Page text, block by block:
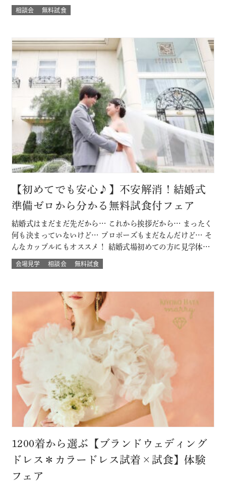
様までご案内OK このフェアに含まれるコンテンツ SPECIAL
BENEFITS HPからフェア予約された方限定のご来館特典 特
内容は来…
相談会 無料試食
【初めてでも安心♪】不安解消！結婚式
準備ゼロから分かる無料試食付フェア
結婚式はまだまだ先だから… これから挨拶だから… まったく
何も決まっていないけど… プロポーズもまだなんだけど… そ
んなカップルにもオススメ！ 結婚式場初めての方に見学体験
ウェディング試食も結婚式の挙式体験も披露宴演出体験
も！！ いろいろな体験が気軽にできるよくばりフェア♪ 結婚
当日の過ごし方も体験して…
会場見学 相談会 無料試食
1200着から選ぶ【ブランドウェディング
ドレス＊カラードレス試着×試食】体験
フェア